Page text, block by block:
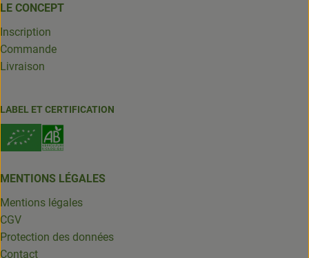
LE CONCEPT
Inscription
Commande
Livraison
LABEL ET CERTIFICATION
MENTIONS LÉGALES
Mentions légales
CGV
Protection des données
Contact